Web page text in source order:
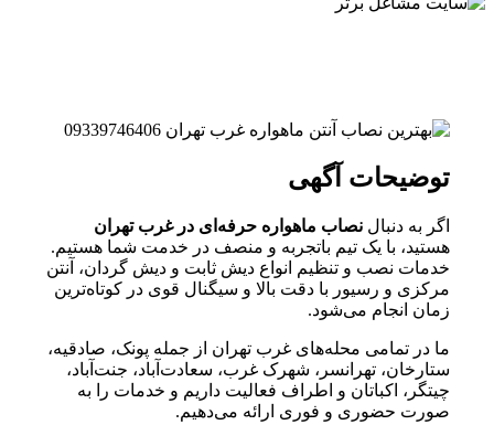
توضیحات آگهی
اگر به دنبالنصاب ماهواره حرفه‌ای در غرب تهران
هستید، با یک تیم باتجربه و منصف در خدمت شما هستیم.
خدمات نصب و تنظیم انواع دیش ثابت و دیش گردان، آنتن
مرکزی و رسیور با دقت بالا و سیگنال قوی در کوتاه‌ترین
زمان انجام می‌شود.
ما در تمامی محله‌های غرب تهران از جمله پونک، صادقیه،
ستارخان، تهرانسر، شهرک غرب، سعادت‌آباد، جنت‌آباد،
چیتگر، اکباتان و اطراف فعالیت داریم و خدمات را به
صورت حضوری و فوری ارائه می‌دهیم.